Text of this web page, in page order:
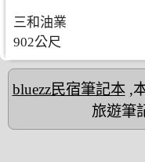
三和油業
902公尺
bluezz民宿筆記本,
旅遊筆